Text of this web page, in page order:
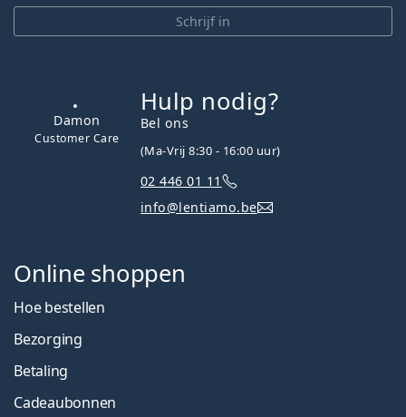
Schrijf in
Damon
Customer Care
Hulp nodig?
Bel ons
(Ma-Vrij 8:30 - 16:00 uur)
02 446 01 11
info@lentiamo.be
Online shoppen
Hoe bestellen
Bezorging
Betaling
Cadeaubonnen